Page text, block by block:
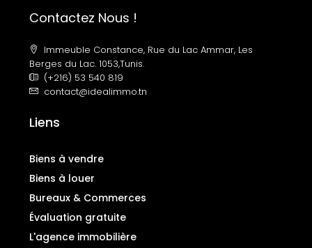
Contactez Nous !
Immeuble Constance, Rue du Lac Ammar, Les
Berges du Lac. 1053,Tunis.
(+216) 53 540 819
contact@idealimmo.tn
Liens
Biens à vendre
Biens à louer
Bureaux & Commerces
Évaluation gratuite
L'agence immobilière